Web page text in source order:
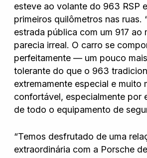
esteve ao volante do 963 RSP
primeiros quilômetros nas ruas.
estrada pública com um 917
parecia irreal. O carro se
perfeitamente — um pouco
tolerante do que o 963
extremamente especial e muito
confortável, especialmente por
de todo o equipamento de
“Temos desfrutado de uma
extraordinária com a Porsche